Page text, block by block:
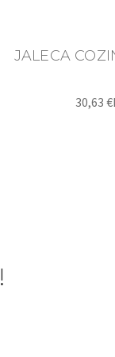
JALECA
30,63 €